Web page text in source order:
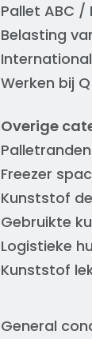
Pallet ABC /
Belasting
Werken bij
Overige
Palletranden
Freezer
Kunststof
Gebruikte
Logistieke
Kunststof
General